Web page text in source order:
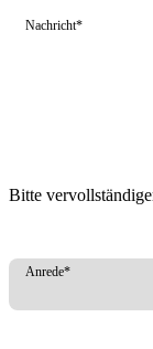
Nachricht*
Bitte
Anrede*